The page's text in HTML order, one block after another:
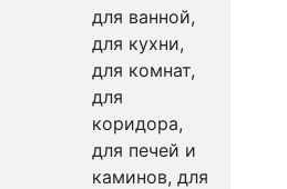
для ванной,
для кухни,
для комнат,
для
коридора,
для печей и
каминов, для